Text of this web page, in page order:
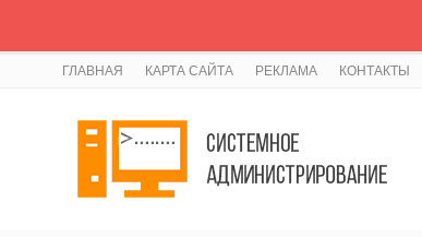
ГЛАВНАЯ КАРТА САЙТА РЕКЛАМА КОНТАКТЫ